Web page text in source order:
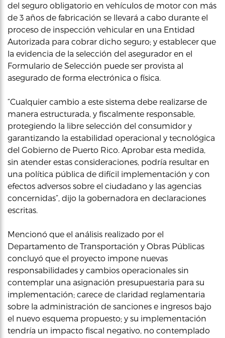
del seguro obligatorio en vehículos de motor con más
de 3 años de fabricación se llevará a cabo durante el
proceso de inspección vehicular en una Entidad
Autorizada para cobrar dicho seguro; y establecer que
la evidencia de la selección del asegurador en el
Formulario de Selección puede ser provista al
asegurado de forma electrónica o física.
“Cualquier cambio a este sistema debe realizarse de
manera estructurada, y fiscalmente responsable,
protegiendo la libre selección del consumidor y
garantizando la estabilidad operacional y tecnológica
del Gobierno de Puerto Rico. Aprobar esta medida,
sin atender estas consideraciones, podría resultar en
una política pública de difícil implementación y con
efectos adversos sobre el ciudadano y las agencias
concernidas”, dijo la gobernadora en declaraciones
escritas.
Mencionó que el análisis realizado por el
Departamento de Transportación y Obras Públicas
concluyó que el proyecto impone nuevas
responsabilidades y cambios operacionales sin
contemplar una asignación presupuestaria para su
implementación; carece de claridad reglamentaria
sobre la administración de sanciones e ingresos bajo
el nuevo esquema propuesto; y su implementación
tendría un impacto fiscal negativo, no contemplado